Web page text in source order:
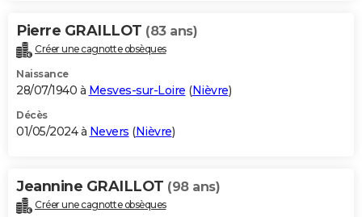
Pierre GRAILLOT (83 ans)
Créer une cagnotte obsèques
Naissance
28/07/1940 à Mesves-sur-Loire (Nièvre)
Décès
01/05/2024 à Nevers (Nièvre)
Jeannine GRAILLOT (98 ans)
Créer une cagnotte obsèques